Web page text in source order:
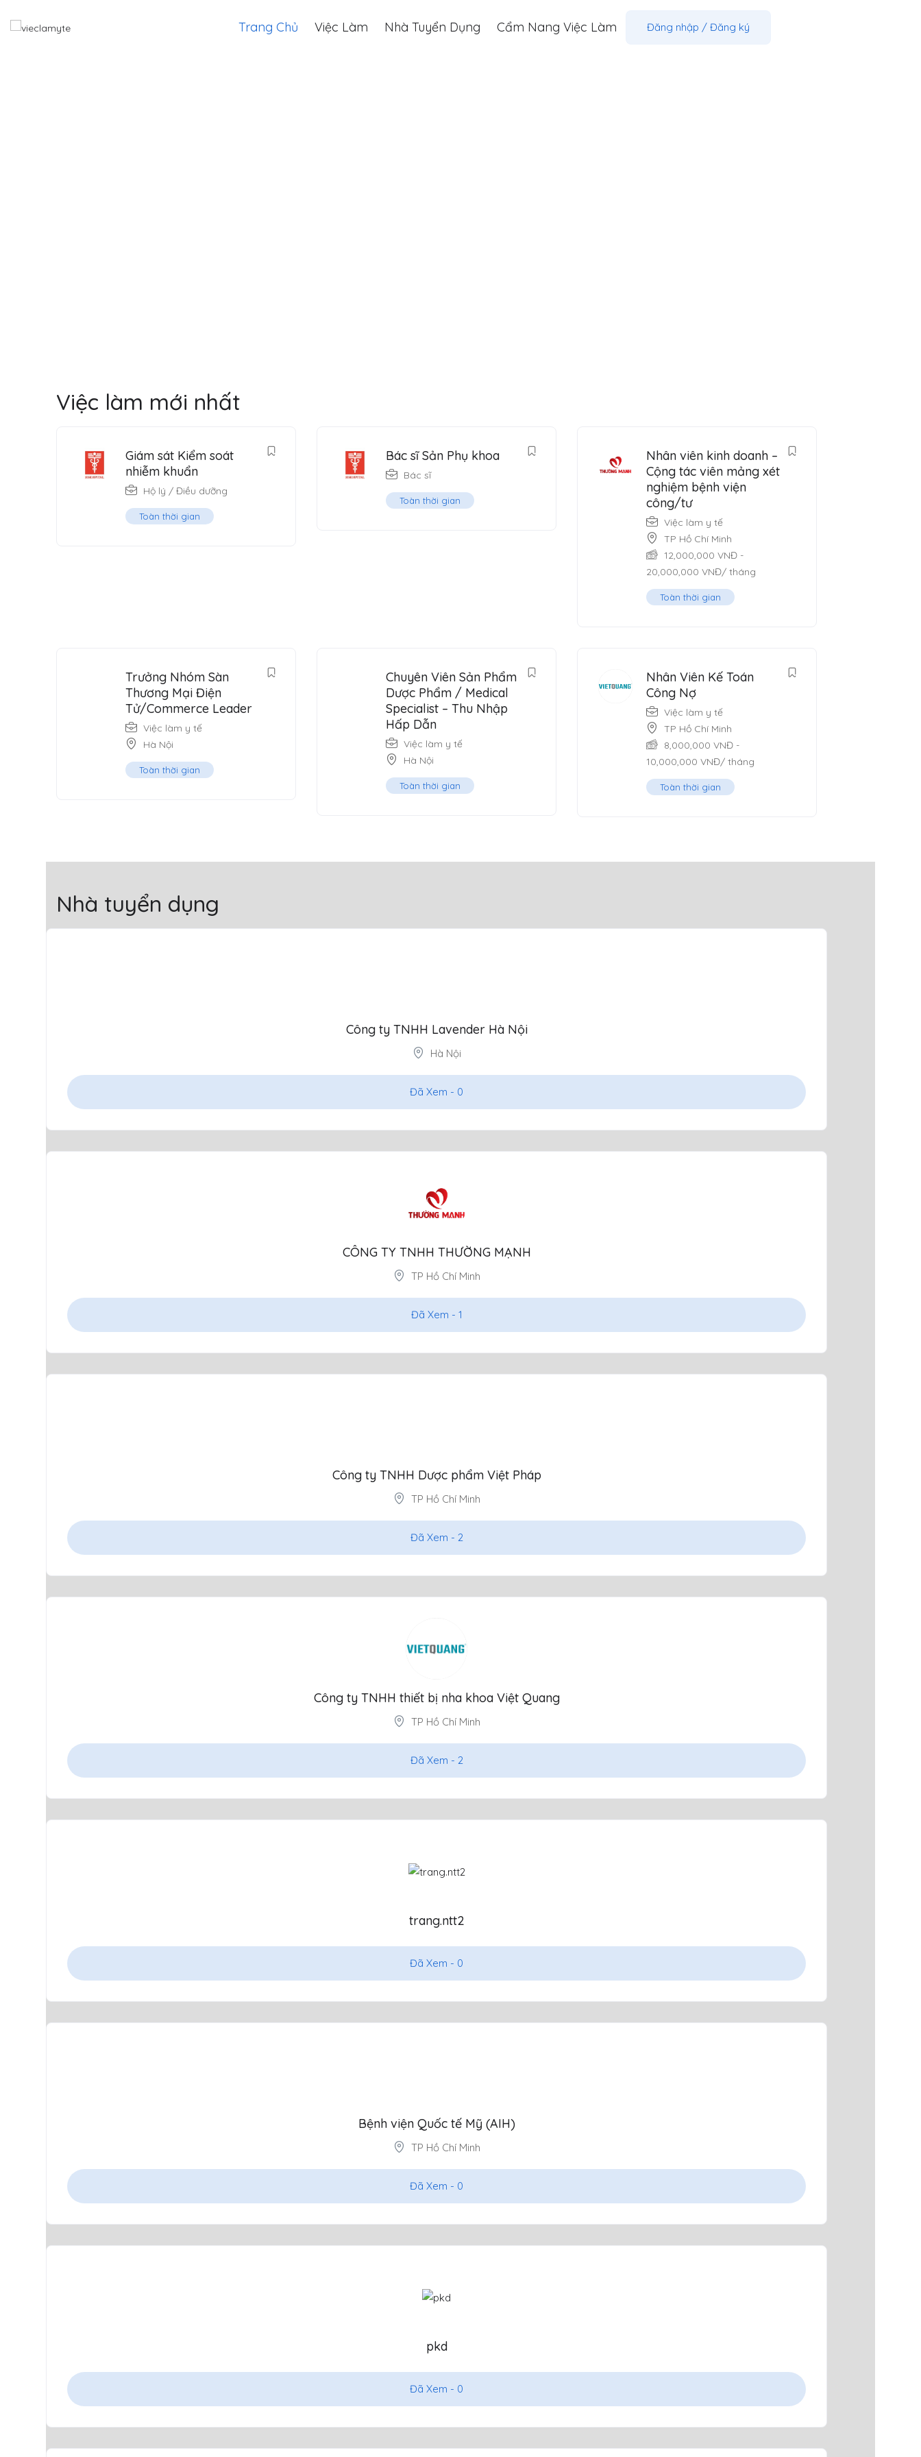
Trang Chủ Việc Làm Nhà Tuyển Dụng Cẩm Nang Việc Làm Đăng nhập / Đăng ký
Việc làm mới nhất
Giám sát Kiểm soát
nhiễm khuẩn
Hộ lý / Điều dưỡng
Toàn thời gian
Bác sĩ Sản Phụ khoa
Bác sĩ
Toàn thời gian
Nhân viên kinh doanh –
Cộng tác viên mảng xét
nghiệm bệnh viện
công/tư
Việc làm y tế
TP Hồ Chí Minh
12,000,000 VNĐ-
20,000,000 VNĐ/ tháng
Toàn thời gian
Trưởng Nhóm Sàn
Thương Mại Điện
Tử/Commerce Leader
Việc làm y tế
Hà Nội
Toàn thời gian
Chuyên Viên Sản Phẩm
Dược Phẩm / Medical
Specialist – Thu Nhập
Hấp Dẫn
Việc làm y tế
Hà Nội
Toàn thời gian
Nhân Viên Kế Toán
Công Nợ
Việc làm y tế
TP Hồ Chí Minh
8,000,000 VNĐ-
10,000,000 VNĐ/ tháng
Toàn thời gian
Nhà tuyển dụng
Công ty TNHH Lavender Hà Nội
Hà Nội
Đã Xem - 0
CÔNG TY TNHH THƯỜNG MẠNH
TP Hồ Chí Minh
Đã Xem - 1
Công ty TNHH Dược phẩm Việt Pháp
TP Hồ Chí Minh
Đã Xem - 2
Công ty TNHH thiết bị nha khoa Việt Quang
TP Hồ Chí Minh
Đã Xem - 2
trang.ntt2
Đã Xem - 0
Bệnh viện Quốc tế Mỹ (AIH)
TP Hồ Chí Minh
Đã Xem - 0
pkd
Đã Xem - 0